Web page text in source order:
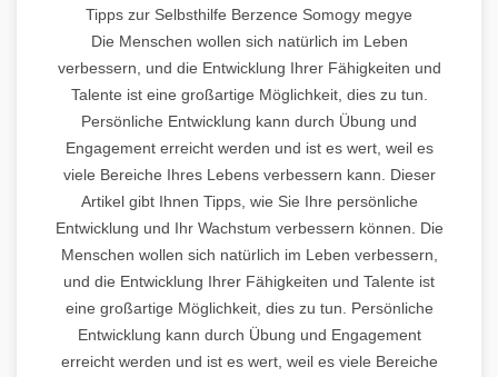
Tipps zur Selbsthilfe Berzence Somogy megye
Die Menschen wollen sich natürlich im Leben
verbessern, und die Entwicklung Ihrer Fähigkeiten und
Talente ist eine großartige Möglichkeit, dies zu tun.
Persönliche Entwicklung kann durch Übung und
Engagement erreicht werden und ist es wert, weil es
viele Bereiche Ihres Lebens verbessern kann. Dieser
Artikel gibt Ihnen Tipps, wie Sie Ihre persönliche
Entwicklung und Ihr Wachstum verbessern können. Die
Menschen wollen sich natürlich im Leben verbessern,
und die Entwicklung Ihrer Fähigkeiten und Talente ist
eine großartige Möglichkeit, dies zu tun. Persönliche
Entwicklung kann durch Übung und Engagement
erreicht werden und ist es wert, weil es viele Bereiche